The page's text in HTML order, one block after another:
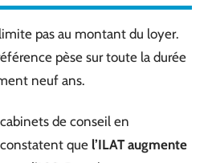
pas au montant du loyer.
pèse sur toute la durée
neuf ans.
de conseil en
que l’ILAT augmente